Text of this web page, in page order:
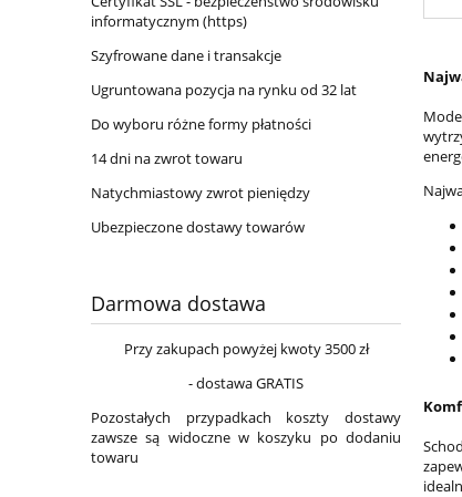
informatycznym (https)
Szyfrowane dane i transakcje
Ugruntowana pozycja na rynku od 32 lat
Do wyboru różne formy płatności
14 dni na zwrot towaru
Natychmiastowy zwrot pieniędzy
Ubezpieczone dostawy towarów
Darmowa dostawa
Przy zakupach powyżej kwoty 3500 zł
- dostawa GRATIS
Pozostałych przypadkach koszty dostawy
zawsze są widoczne w koszyku po dodaniu
towaru